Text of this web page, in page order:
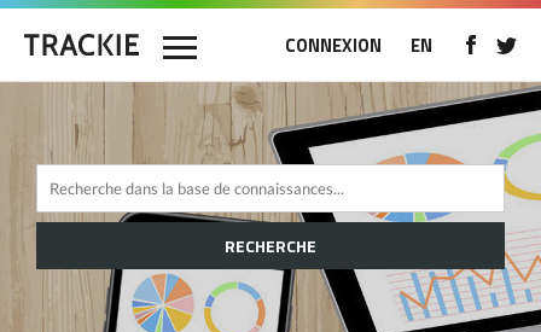
CONNEXION EN
RECHERCHE